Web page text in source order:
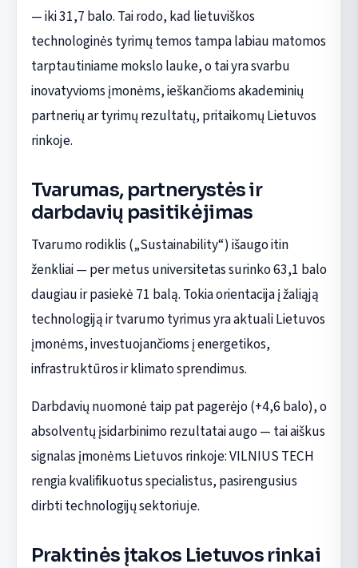
— iki 31,7 balo. Tai rodo, kad lietuviškos
technologinės tyrimų temos tampa labiau matomos
tarptautiniame mokslo lauke, o tai yra svarbu
inovatyvioms įmonėms, ieškančioms akademinių
partnerių ar tyrimų rezultatų, pritaikomų Lietuvos
rinkoje.
Tvarumas, partnerystės ir
darbdavių pasitikėjimas
Tvarumo rodiklis („Sustainability“) išaugo itin
ženkliai — per metus universitetas surinko 63,1 balo
daugiau ir pasiekė 71 balą. Tokia orientacija į žaliąją
technologiją ir tvarumo tyrimus yra aktuali Lietuvos
įmonėms, investuojančioms į energetikos,
infrastruktūros ir klimato sprendimus.
Darbdavių nuomonė taip pat pagerėjo (+4,6 balo), o
absolventų įsidarbinimo rezultatai augo — tai aiškus
signalas įmonėms Lietuvos rinkoje: VILNIUS TECH
rengia kvalifikuotus specialistus, pasirengusius
dirbti technologijų sektoriuje.
Praktinės įtakos Lietuvos rinkai